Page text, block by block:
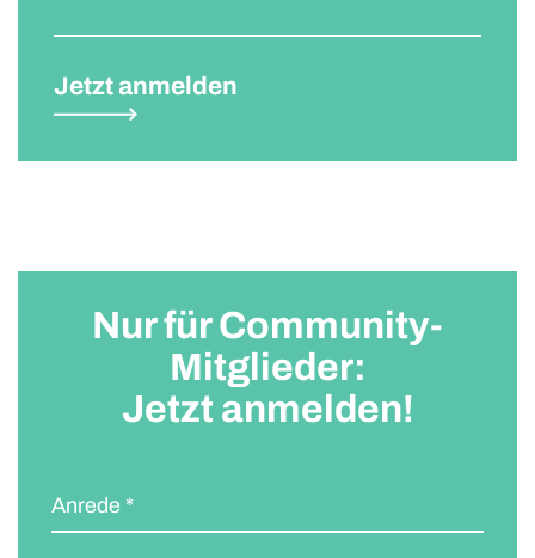
Jetzt anmelden
Nur für Community-
Mitglieder:
Jetzt anmelden!
Anrede *